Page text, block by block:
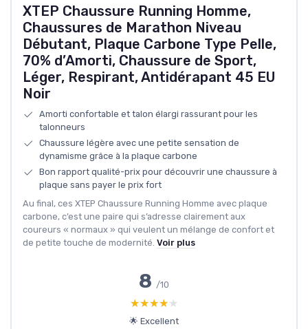
XTEP Chaussure Running Homme,
Chaussures de Marathon Niveau
Débutant, Plaque Carbone Type Pelle,
70% d’Amorti, Chaussure de Sport,
Léger, Respirant, Antidérapant 45 EU
Noir
Amorti confortable et talon élargi rassurant pour les
talonneurs
Chaussure légère avec une petite sensation de
dynamisme grâce à la plaque carbone
Bon rapport qualité-prix pour découvrir une chaussure à
plaque sans payer le prix fort
Au final, ces XTEP Chaussure Running Homme avec plaque
carbone, c’est une paire qui s’adresse clairement aux
coureurs « normaux » qui veulent un mélange de confort et
de petite touche de modernité. Voir plus
8 /10
★★★★★
★★★★★
🌟 Excellent